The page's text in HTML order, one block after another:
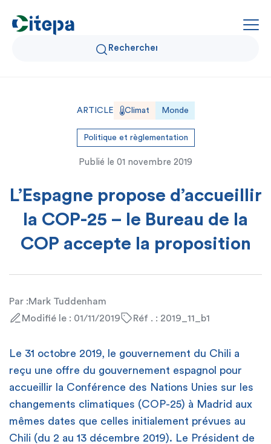
Qui sommes-nous ?
Données Air et Climat
Expertise et solutions
ARTICLE Climat Monde
Politique et règlementation
Publié le 01 novembre 2019
L’Espagne propose d’accueillir
la COP-25 – le Bureau de la
COP accepte la proposition
Par :Mark Tuddenham
Modifié le : 01/11/2019
Réf . : 2019_11_b1
Le 31 octobre 2019, le gouvernement du Chili a
reçu une offre du gouvernement espagnol pour
accueillir la Conférence des Nations Unies sur les
changements climatiques (COP-25) à Madrid aux
mêmes dates que celles initialement prévues au
Chili (du 2 au 13 décembre 2019). Le Président de